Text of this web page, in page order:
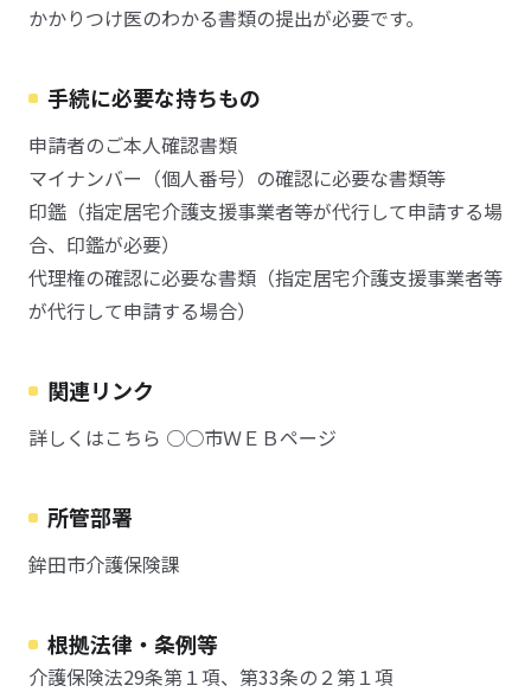
かかりつけ医のわかる書類の提出が必要です。
手続に必要な持ちもの
申請者のご本人確認書類
マイナンバー（個人番号）の確認に必要な書類等
印鑑（指定居宅介護支援事業者等が代行して申請する場
合、印鑑が必要）
代理権の確認に必要な書類（指定居宅介護支援事業者等
が代行して申請する場合）
関連リンク
詳しくはこちら ○○市ＷＥＢページ
所管部署
鉾田市介護保険課
根拠法律・条例等
介護保険法29条第１項、第33条の２第１項